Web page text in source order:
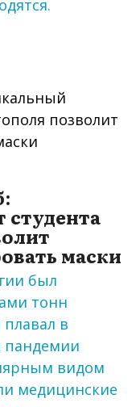
студента
маски
был
тонн
плавал в
пандемии
видом
медицинские